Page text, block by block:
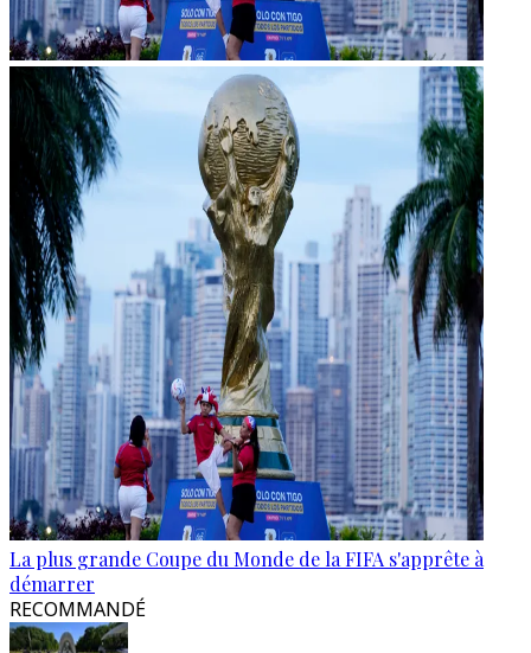
La plus grande Coupe du Monde de la FIFA s'apprête à
démarrer
RECOMMANDÉ